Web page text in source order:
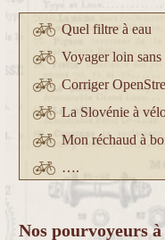
Quel filtre à eau
Voyager loin sans
Corriger
La Slovénie à
Mon réchaud à
….
Nos pourvoyeurs